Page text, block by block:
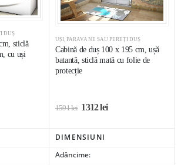
DUȘ
sticlă
cu uși
UȘI, PARAVANE SAU PEREȚI DUȘ
Cabină de duș 100 x 195 cm, ușă
batantă, sticlă mată cu folie de
protecție
1591lei 1312lei
DIMENSIUNI
Adâncime: